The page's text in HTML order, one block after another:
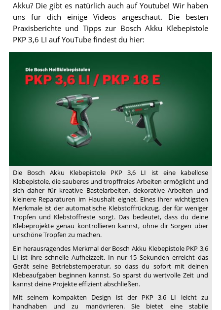
Akku? Die gibt es natürlich auch auf Youtube! Wir haben
uns für dich einige Videos angeschaut. Die besten
Praxisberichte und Tipps zur Bosch Akku Klebepistole
PKP 3,6 LI auf YouTube findest du hier:
Bosch
Heissklebepistole
3,6
LI
Die Bosch Akku Klebepistole PKP 3,6 LI ist eine kabellose
Klebepistole, die sauberes und tropffreies Arbeiten ermöglicht und
sich daher für kreative Bastelarbeiten, dekorative Arbeiten und
kleinere Reparaturen im Haushalt eignet. Eines ihrer wichtigsten
Merkmale ist der automatische Klebstoffrückzug, der für weniger
Tropfen und Klebstoffreste sorgt. Das bedeutet, dass du deine
Klebeprojekte genau kontrollieren kannst, ohne dir Sorgen über
unschöne Tropfen zu machen.
Ein herausragendes Merkmal der Bosch Akku Klebepistole PKP 3,6
LI ist ihre schnelle Aufheizzeit. In nur 15 Sekunden erreicht das
Gerät seine Betriebstemperatur, so dass du sofort mit deinen
Klebeaufgaben beginnen kannst. So sparst du wertvolle Zeit und
kannst deine Projekte effizient abschließen.
Mit seinem kompakten Design ist der PKP 3,6 LI leicht zu
handhaben und zu manövrieren. Sie bietet eine stabile